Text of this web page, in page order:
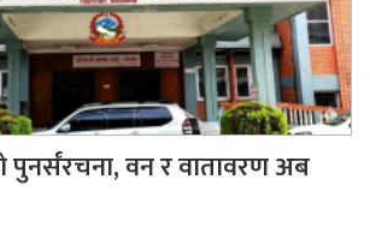
पुनर्संरचना, वन र वातावरण अब